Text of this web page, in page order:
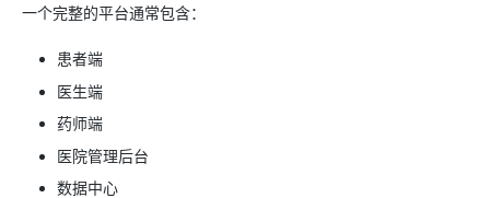
一个完整的平台通常包含：
患者端
医生端
药师端
医院管理后台
数据中心